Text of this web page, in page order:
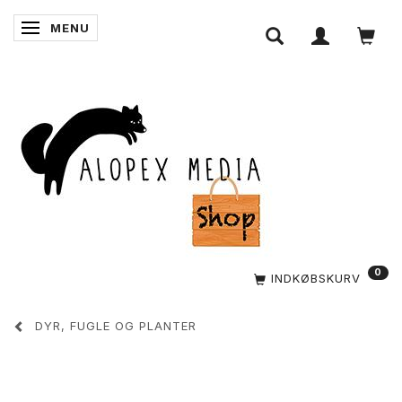
SKIFTE NAVIGATION
MENU
INDKØBSKURV 0
DYR, FUGLE OG PLANTER